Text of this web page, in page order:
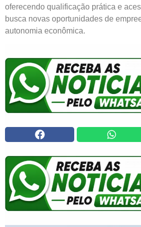
oferecendo qualificação prática e
busca novas oportunidades de
autonomia econômica.